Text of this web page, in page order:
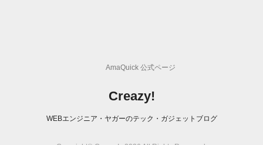
AmaQuick 公式ページ
Creazy!
WEBエンジニア・ヤガーのテック・ガジェットブログ